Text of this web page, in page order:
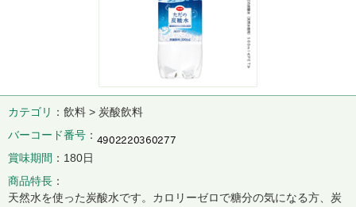
カテゴリ
飲料 > 炭酸飲料
バーコード番号
賞味期間
180日
商品特長
天然水を使った炭酸水です。カロリーゼロで糖分の気になる方、炭